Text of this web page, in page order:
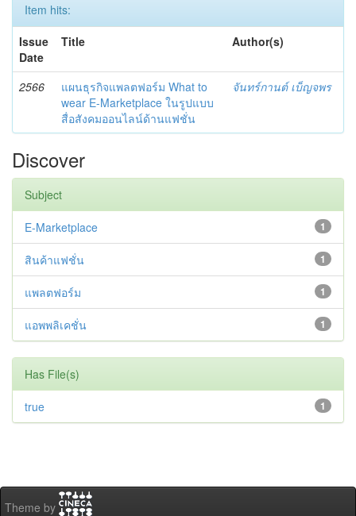
Item hits:
Issue
Date
Title Author(s)
2566
แผนธุรกิจแพลตฟอร์ม What to
wear E-Marketplace ในรูปแบบ
สื่อสังคมออนไลน์ด้านแฟชั่น
จันทร์กานต์ เบ็ญจพร
Discover
Subject
1
E-Marketplace
1
สินค้าแฟชั่น
1
แพลตฟอร์ม
1
แอพพลิเคชั่น
Has File(s)
1
true
Theme by